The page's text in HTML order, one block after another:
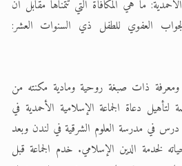
ما هي المكافأة التي تتمناها مقابل أن
العفوي للطفل ذي السنوات العشر:
ذات صبغة روحية ومادية مكنته من
دعاة الجماعة الإسلامية الأحمدية في
في مدرسة العلوم الشرقية في لندن وبعد
لخدمة الدين الإسلامي. خدم الجماعة قبل